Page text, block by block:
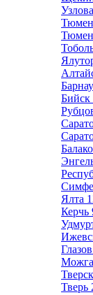
Бийск
Ялта
Керчь
Глазов
Можга
Тверь